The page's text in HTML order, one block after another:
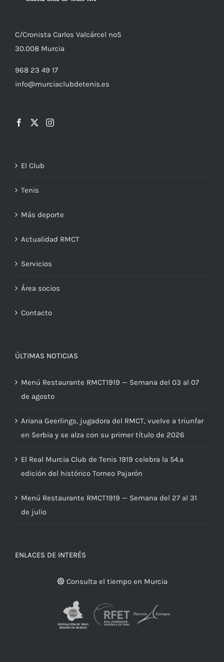
C/Cronista Carlos Valcárcel nº5
30.008 Murcia
968 23 49 17
info@murciaclubdetenis.es
El Club
Tenis
Más deporte
Actualidad RMCT
Servicios
Área socios
Contacto
ÚLTIMAS NOTICIAS
Menú Restaurante RMCT1919 — Semana del 03 al 07
de agosto
Ariana Geerlings, jugadora del RMCT, vuelve a triunfar
en Serbia y se alza con su primer título de 2026
El Real Murcia Club de Tenis 1919 celebra la 54.ª
edición del histórico Torneo Pajarón
Menú Restaurante RMCT1919 — Semana del 27 al 31
de julio
ENLACES DE INTERÉS
Consulta el tiempo en Murcia